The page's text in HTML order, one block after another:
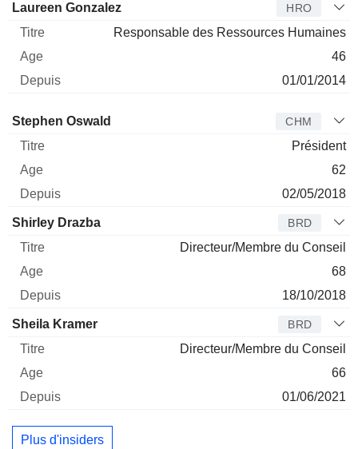
Laureen Gonzalez HRO
Responsable des Ressources Humaines
46
01/01/2014
Administrateur Titre
Stephen Oswald CHM
Président
62
02/05/2018
Shirley Drazba BRD
Directeur/Membre du Conseil
68
18/10/2018
Sheila Kramer BRD
Directeur/Membre du Conseil
66
01/06/2021
Plus d'insiders